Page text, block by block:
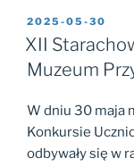
2025-05-30
XII
Muzeum
W dniu 30 maja
Konkursie
odbywały się w